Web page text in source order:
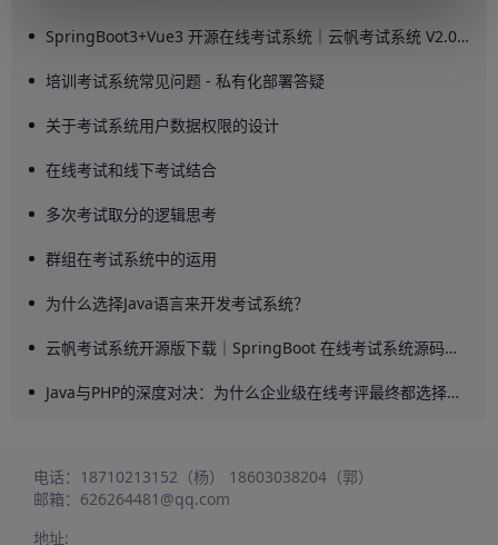
SpringBoot3+Vue3 开源在线考试系统｜云帆考试系统 V2.0 源码下载
培训考试系统常见问题 - 私有化部署答疑
关于考试系统用户数据权限的设计
在线考试和线下考试结合
多次考试取分的逻辑思考
群组在考试系统中的运用
为什么选择Java语言来开发考试系统？
云帆考试系统开源版下载｜SpringBoot 在线考试系统源码部署教程，企业轻量化在线考试系统推荐
Java与PHP的深度对决：为什么企业级在线考评最终都选择了Java考试系统？
电话： 18710213152（杨）
18603038204（郭）
邮箱： 626264481@qq.com
地址: